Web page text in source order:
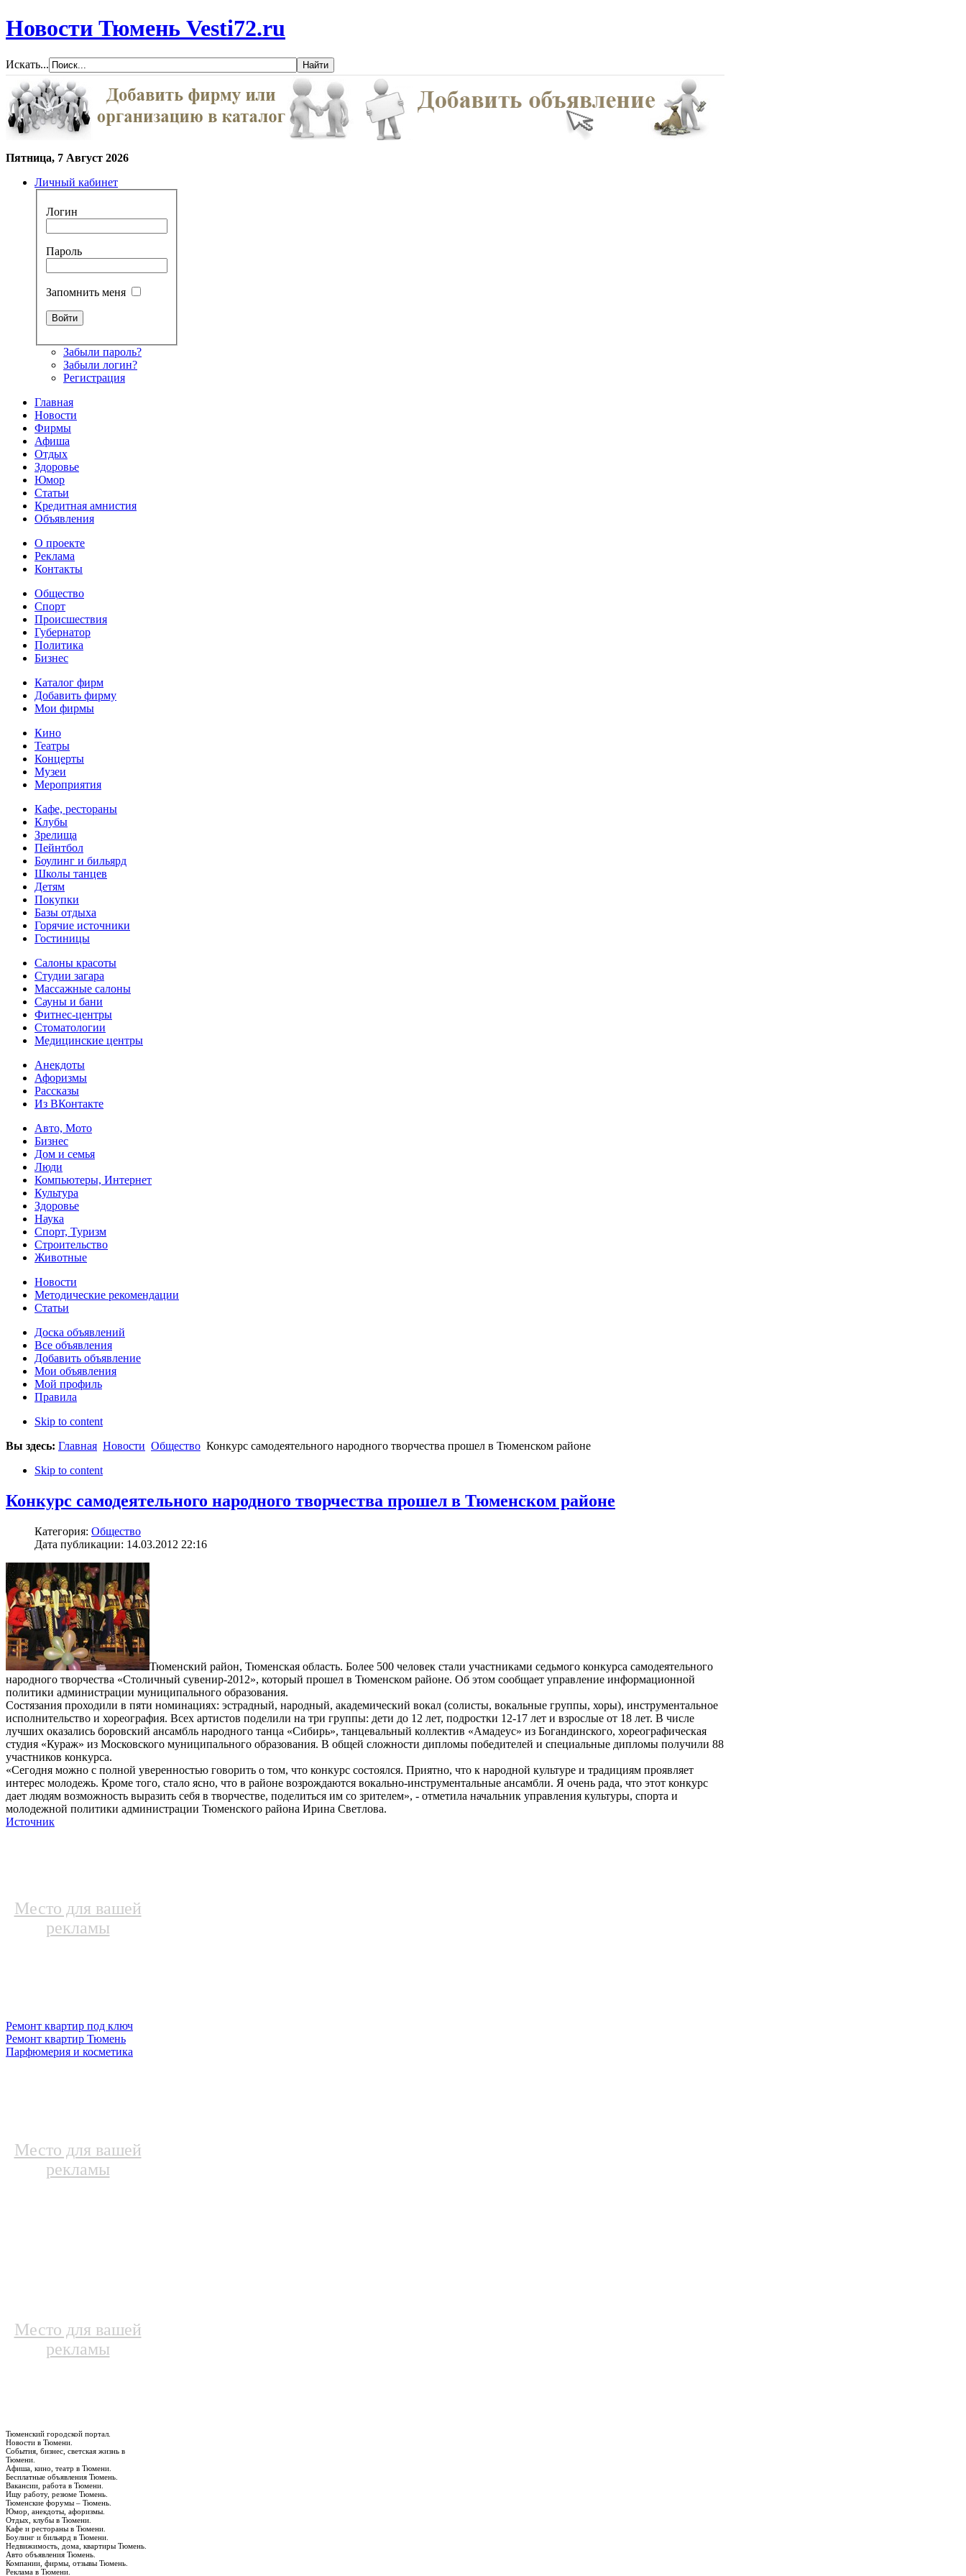
Новости Тюмень Vesti72.ru
Искать...
Пятница, 7 Август 2026
Личный кабинет
Логин
Пароль
Запомнить меня
Забыли пароль?
Забыли логин?
Регистрация
Главная
Новости
Фирмы
Афиша
Отдых
Здоровье
Юмор
Статьи
Кредитная амнистия
Объявления
О проекте
Реклама
Контакты
Общество
Спорт
Происшествия
Губернатор
Политика
Бизнес
Каталог фирм
Добавить фирму
Мои фирмы
Кино
Театры
Концерты
Музеи
Мероприятия
Кафе, рестораны
Клубы
Зрелища
Пейнтбол
Боулинг и бильярд
Школы танцев
Детям
Покупки
Базы отдыха
Горячие источники
Гостиницы
Салоны красоты
Студии загара
Массажные салоны
Сауны и бани
Фитнес-центры
Стоматологии
Медицинские центры
Анекдоты
Афоризмы
Рассказы
Из ВКонтакте
Авто, Мото
Бизнес
Дом и семья
Люди
Компьютеры, Интернет
Культура
Здоровье
Наука
Спорт, Туризм
Строительство
Животные
Новости
Методические рекомендации
Статьи
Доска объявлений
Все объявления
Добавить объявление
Мои объявления
Мой профиль
Правила
Skip to content
Вы здесь: Главная Новости Общество Конкурс самодеятельного народного творчества прошел в Тюменском районе
Skip to content
Конкурс самодеятельного народного творчества прошел в Тюменском районе
Категория: Общество
Дата публикации: 14.03.2012 22:16
Тюменский район, Тюменская область. Более 500 человек стали участниками седьмого конкурса самодеятельного
народного творчества «Столичный сувенир-2012», который прошел в Тюменском районе. Об этом сообщает управление информационной
политики администрации муниципального образования.
Состязания проходили в пяти номинациях: эстрадный, народный, академический вокал (солисты, вокальные группы, хоры), инструментальное
исполнительство и хореография. Всех артистов поделили на три группы: дети до 12 лет, подростки 12-17 лет и взрослые от 18 лет. В числе
лучших оказались боровский ансамбль народного танца «Сибирь», танцевальный коллектив «Амадеус» из Богандинского, хореографическая
студия «Кураж» из Московского муниципального образования. В общей сложности дипломы победителей и специальные дипломы получили 88
участников конкурса.
«Сегодня можно с полной уверенностью говорить о том, что конкурс состоялся. Приятно, что к народной культуре и традициям проявляет
интерес молодежь. Кроме того, стало ясно, что в районе возрождаются вокально-инструментальные ансамбли. Я очень рада, что этот конкурс
дает людям возможность выразить себя в творчестве, поделиться им со зрителем», - отметила начальник управления культуры, спорта и
молодежной политики администрации Тюменского района Ирина Светлова.
Источник
Место для вашей
рекламы
Ремонт квартир под ключ
Ремонт квартир Тюмень
Парфюмерия и косметика
Место для вашей
рекламы
Место для вашей
рекламы
Тюменский городской портал.
Новости в Тюмени.
События, бизнес, светская жизнь в
Тюмени.
Афиша, кино, театр в Тюмени.
Бесплатные объявления Тюмень.
Вакансии, работа в Тюмени.
Ищу работу, резюме Тюмень.
Тюменские форумы – Тюмень.
Юмор, анекдоты, афоризмы.
Отдых, клубы в Тюмени.
Кафе и рестораны в Тюмени.
Боулинг и бильярд в Тюмени.
Недвижимость, дома, квартиры Тюмень.
Авто объявления Тюмень.
Компании, фирмы, отзывы Тюмень.
Реклама в Тюмени.